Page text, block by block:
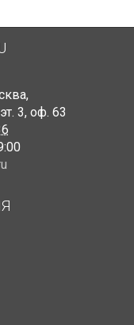
,
эт. 3, оф. 63